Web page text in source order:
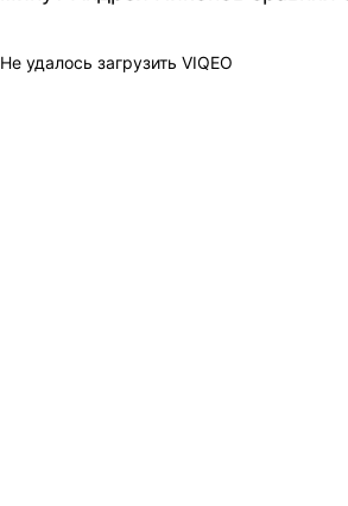
Не удалось загрузить VIQEO